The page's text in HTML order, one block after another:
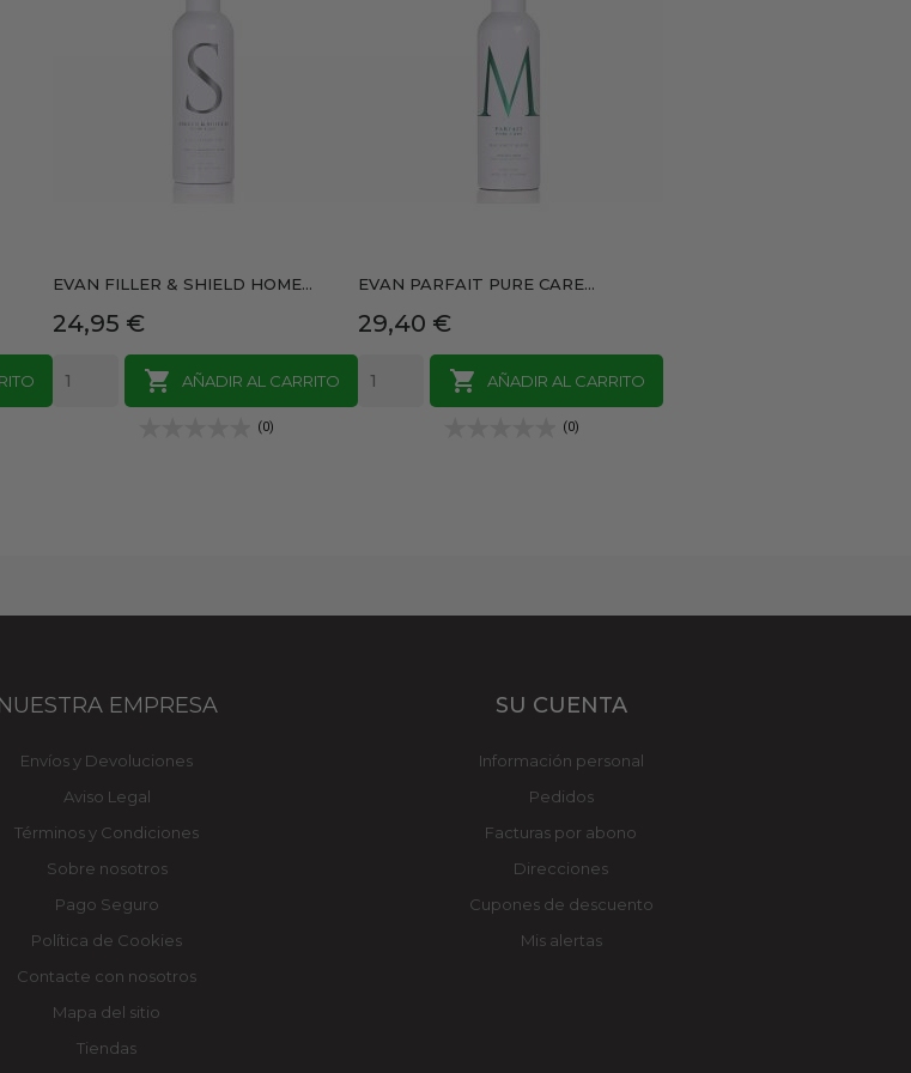
EVAN FILLER & SHIELD HOME...
Precio
24,95 €

AÑADIR AL CARRITO
(0)
EVAN PARFAIT PURE CARE...
Precio
29,40 €

AÑADIR AL CARRITO
(0)
NUESTRA EMPRESA
Envíos y Devoluciones
Aviso Legal
Términos y Condiciones
Sobre nosotros
Pago Seguro
Política de Cookies
Contacte con nosotros
Mapa del sitio
Tiendas
SU CUENTA
Información personal
Pedidos
Facturas por abono
Direcciones
Cupones de descuento
Mis alertas